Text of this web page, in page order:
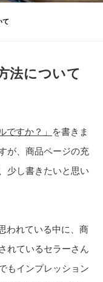
て
法について
ですか？」
を書きま
が、商品ページの充
少し書きたいと思い
われている中に、商
れているセラーさん
もインプレッション